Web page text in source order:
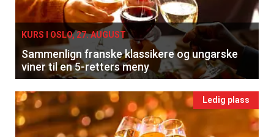
KURS I OSLO, 27. AUGUST
Sammenlign franske klassikere og ungarske
viner til en 5-retters meny
Ledig plass